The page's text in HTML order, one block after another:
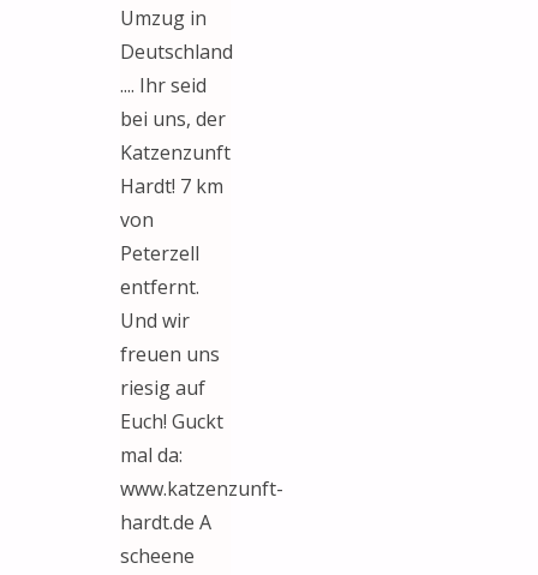
Umzug in
Deutschland
.... Ihr seid
bei uns, der
Katzenzunft
Hardt! 7 km
von
Peterzell
entfernt.
Und wir
freuen uns
riesig auf
Euch! Guckt
mal da:
www.katzenzunft-
hardt.de A
scheene